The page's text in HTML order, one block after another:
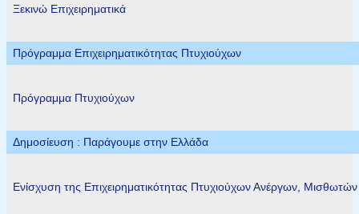
Ξεκινώ Επιχειρηματικά
Πρόγραμμα Επιχειρηματικότητας Πτυχιούχων
Πρόγραμμα Πτυχιούχων
Δημοσίευση : Παράγουμε στην Ελλάδα
Ενίσχυση της Επιχειρηματικότητας Πτυχιούχων Ανέργων,